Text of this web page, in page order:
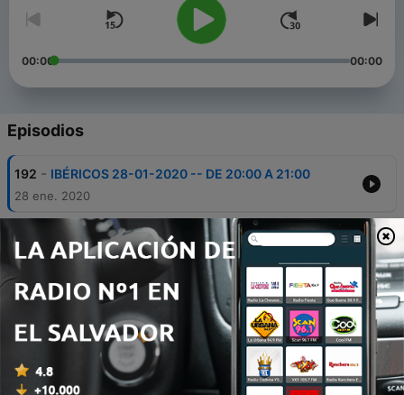
00:00 00:00
Episodios
192 - IBÉRICOS 28-01-2020 -- DE 20:00 A 21:00
28 ene. 2020
FÓRMULA ORO Álex Naranjo 28-01-2020
(TRAMO DE 19:00 a 20:00)
28 ene. 2020
190 - FÓRMULA ORO Álex Naranjo 28-01-2020
(TRAMO DE 18:00 a 19:00)
28 ene. 2020
189 - FÓRMULA ORO Álex Naranjo 28-01-2020
(TRAMO DE 17:00 a 18:00)